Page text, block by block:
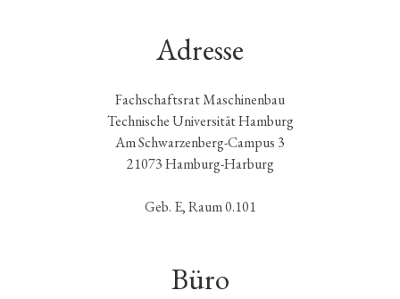
Adresse
Fachschaftsrat Maschinenbau
Technische Universität Hamburg
Am Schwarzenberg-Campus 3
21073 Hamburg-Harburg
Geb. E, Raum 0.101
Büro